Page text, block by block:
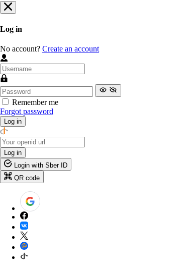
Log in
No account? Create an account
Remember me
Forgot password
Log in
Log in
Login with Sber ID
QR code